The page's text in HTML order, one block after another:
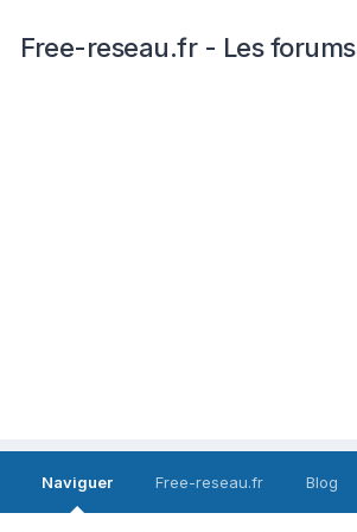
Free-reseau.fr - Les forums
Naviguer Free-reseau.fr Blog